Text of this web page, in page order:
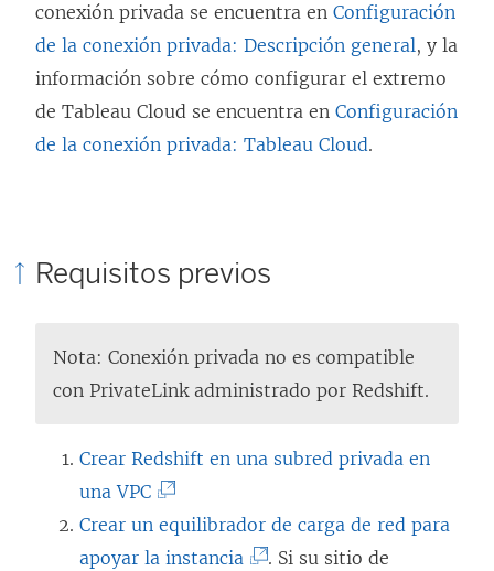
conexión privada se encuentra en Configuración
de la conexión privada: Descripción general, y la
información sobre cómo configurar el extremo
de Tableau Cloud se encuentra en Configuración
de la conexión privada: Tableau Cloud.
Requisitos previos
Nota: Conexión privada no es compatible
con PrivateLink administrado por Redshift.
Crear Redshift en una subred privada en
una VPC(
E
l
Crear un equilibrador de carga de red para
apoyar la instancia
. Si su sitio de